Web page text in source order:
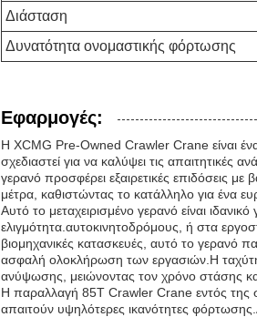
Διάσταση
Δυνατότητα ονομαστικής φόρτωσης
Εφαρμογές:
Η XCMG Pre-Owned Crawler Crane είναι
σχεδιαστεί για να καλύψει τις απαιτητικές
γερανό προσφέρει εξαιρετικές επιδόσεις
μέτρα, καθιστώντας το κατάλληλο για ένα
Αυτό το μεταχειρισμένο γερανό είναι
ελιγμότητα.αυτοκινητοδρόμους, ή στα
βιομηχανικές κατασκευές, αυτό το γερανό
ασφαλή ολοκλήρωση των εργασιών.Η
ανύψωσης, μειώνοντας τον χρόνο στάσης
Η παραλλαγή 85T Crawler Crane εντός της
απαιτούν υψηλότερες ικανότητες